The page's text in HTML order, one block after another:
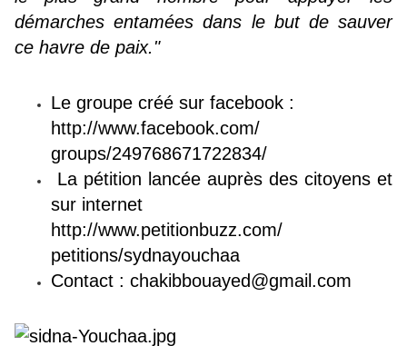
démarches entamées dans le but de sauver
ce havre de paix."
Le groupe créé sur facebook :
http://www.facebook.com/
groups/249768671722834/
La pétition lancée auprès des citoyens et
sur internet
http://www.petitionbuzz.com/
petitions/sydnayouchaa
Contact : chakibbouayed@gmail.com